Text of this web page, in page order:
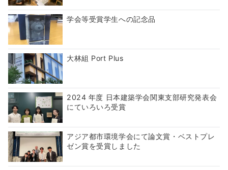
学会等受賞学生への記念品
大林組 Port Plus
2024 年度 日本建築学会関東支部研究発表会
にていろいろ受賞
アジア都市環境学会にて論文賞・ベストプレ
ゼン賞を受賞しました